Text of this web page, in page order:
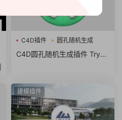
C4D插件 圆孔随机生成
C4D圆孔随机生成插件 Trypo
建模插件